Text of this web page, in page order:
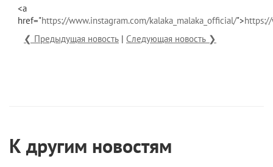
<a
href="https://www.instagram.com/kalaka_malaka_official/">
❮ Предыдущая новость | Следующая новость ❯
К другим новостям